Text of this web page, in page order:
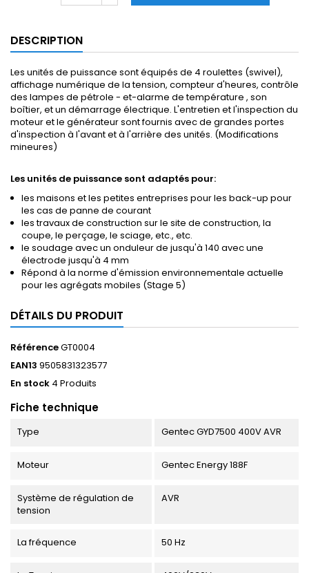
DESCRIPTION
Les unités de puissance sont équipés de 4 roulettes (swivel),
affichage numérique de la tension, compteur d'heures, contrôle
des lampes de pétrole - et-alarme de température , son
boîtier, et un démarrage électrique. L'entretien et l'inspection du
moteur et le générateur sont fournis avec de grandes portes
d'inspection à l'avant et à l'arrière des unités. (Modifications
mineures)
Les unités de puissance sont adaptés pour:
les maisons et les petites entreprises pour les back-up pour
les cas de panne de courant
les travaux de construction sur le site de construction, la
coupe, le perçage, le sciage, etc., etc.
le soudage avec un onduleur de jusqu'à 140 avec une
électrode jusqu'à 4 mm
Répond à la norme d'émission environnementale actuelle
pour les agrégats mobiles (Stage 5)
DÉTAILS DU PRODUIT
RéférenceGT0004
EAN13 9505831323577
En stock 4 Produits
Fiche technique
Type Gentec GYD7500 400V AVR
Moteur Gentec Energy 188F
Système de régulation de
tension
AVR
La fréquence 50 Hz